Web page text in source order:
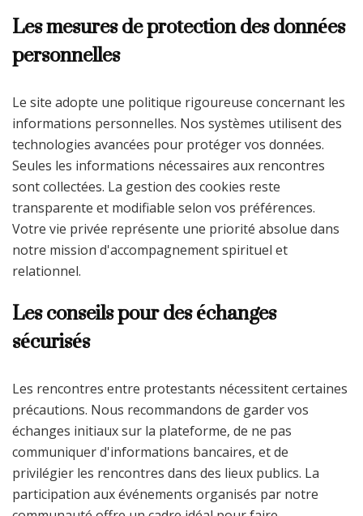
Les mesures de protection des données
personnelles
Le site adopte une politique rigoureuse concernant les
informations personnelles. Nos systèmes utilisent des
technologies avancées pour protéger vos données.
Seules les informations nécessaires aux rencontres
sont collectées. La gestion des cookies reste
transparente et modifiable selon vos préférences.
Votre vie privée représente une priorité absolue dans
notre mission d'accompagnement spirituel et
relationnel.
Les conseils pour des échanges
sécurisés
Les rencontres entre protestants nécessitent certaines
précautions. Nous recommandons de garder vos
échanges initiaux sur la plateforme, de ne pas
communiquer d'informations bancaires, et de
privilégier les rencontres dans des lieux publics. La
participation aux événements organisés par notre